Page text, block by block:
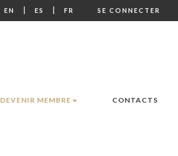
EN | ES | FR SE CONNECTER
DEVENIR MEMBRE CONTACTS